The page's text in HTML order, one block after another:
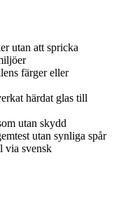
utan att spricka
färger eller
härdat glas till
utan skydd
utan synliga spår
via svensk